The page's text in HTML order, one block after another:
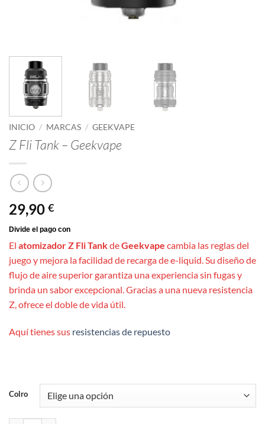
INICIO / MARCAS / GEEKVAPE
Z Fli Tank – Geekvape
29,90 €
El atomizador Z Fli TankdeGeekvape cambia las reglas del
juego y mejora la facilidad de recarga de e-liquid. Su diseño de
flujo de aire superior garantiza una experiencia sin fugas y
brinda un sabor excepcional. Gracias a una nueva resistencia
Z, ofrece el doble de vida útil.
Aquí tienes sus resistencias de repuesto
Colro